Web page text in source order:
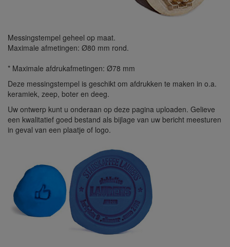
Messingstempel geheel op maat.
Maximale afmetingen: Ø80 mm rond.
* Maximale afdrukafmetingen: Ø78 mm
Deze messingstempel is geschikt om afdrukken te maken in o.a.
keramiek, zeep, boter en deeg.
Uw ontwerp kunt u onderaan op deze pagina uploaden. Gelieve
een kwalitatief goed bestand als bijlage van uw bericht meesturen
in geval van een plaatje of logo.